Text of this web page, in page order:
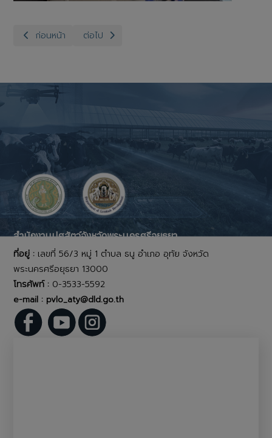
เนื้อหาก่อนหน้า: ติดตามโครงการศูนย์เรียนรู้การเพิ่มประสิทธิภาพก
ก่อนหน้า เนื้อหาถัดไป: โครงการรณรงค์ป้องกันและควบคุมโ
ต่อไป
สำนักงานปศุสัตว์จังหวัดพระนครศรีอยุธยา
ที่อยู่ : เลขที่ 56/3 หมู่ 1 ตำบล ธนู อำเภอ อุทัย จังหวัด
พระนครศรีอยุธยา 13000
โทรศัพท์ : 0-3533-5592
e-mail : pvlo_aty@dld.go.th